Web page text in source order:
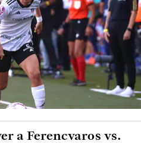
a Ferencvaros vs.